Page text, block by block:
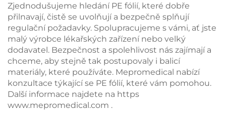
Zjednodušujeme hledání PE fólií, které dobře
přilnavají, čistě se uvolňují a bezpečně splňují
regulační požadavky. Spolupracujeme s vámi, ať jste
malý výrobce lékařských zařízení nebo velký
dodavatel. Bezpečnost a spolehlivost nás zajímají a
chceme, aby stejně tak postupovaly i balicí
materiály, které používáte. Mepromedical nabízí
konzultace týkající se PE fólií, které vám pomohou.
Další informace najdete na https
www.mepromedical.com .